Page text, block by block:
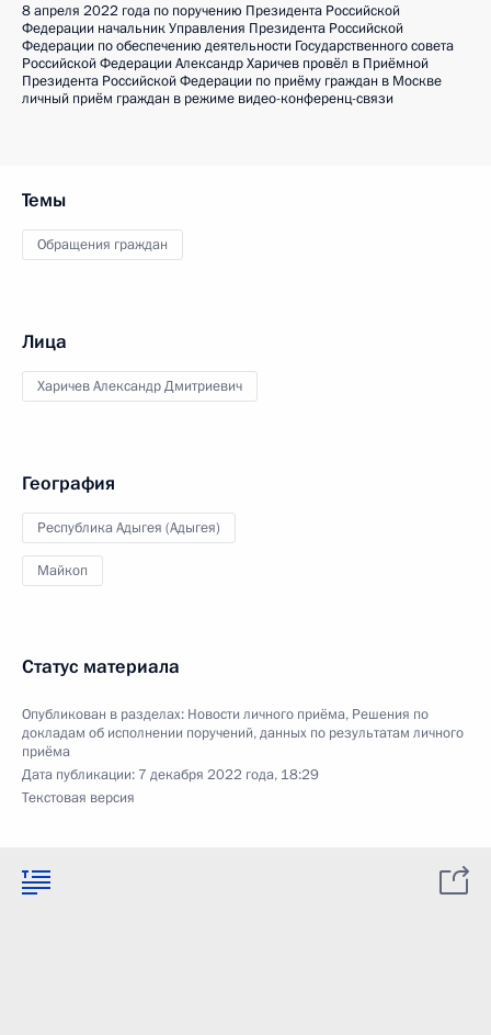
8 апреля 2022 года по поручению Президента Российской
Федерации начальник Управления Президента Российской
Федерации по обеспечению деятельности Государственного совета
Российской Федерации Александр Харичев провёл в Приёмной
Президента Российской Федерации по приёму граждан в Москве
личный приём граждан в режиме видео-конференц-связи
Темы
Обращения граждан
Лица
Харичев Александр Дмитриевич
География
Республика Адыгея (Адыгея)
Майкоп
Статус материала
Опубликован в разделах: Новости личного приёма, Решения по
докладам об исполнении поручений, данных по результатам личного
приёма
Дата публикации: 7 декабря 2022 года, 18:29
Текстовая версия